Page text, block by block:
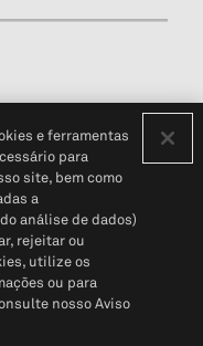
do cliente (em inglês)
2026 S&P Global
e ferramentas
para
site, bem como
a
análise de dados)
rejeitar ou
utilize os
ou para
nosso Aviso